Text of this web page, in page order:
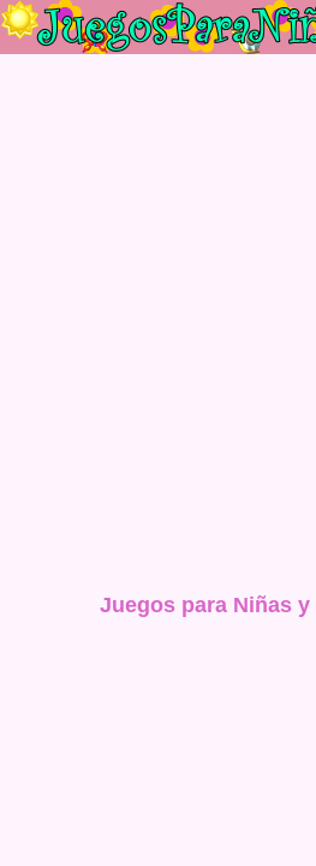
Juegos para Niñas